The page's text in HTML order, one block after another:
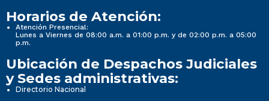
Horarios de Atención:
Atención Presencial:
Lunes a Viernes de 08:00 a.m. a 01:00 p.m. y de 02:00 p.m. a 05:00
p.m.
Ubicación de Despachos Judiciales
y Sedes administrativas:
Directorio Nacional